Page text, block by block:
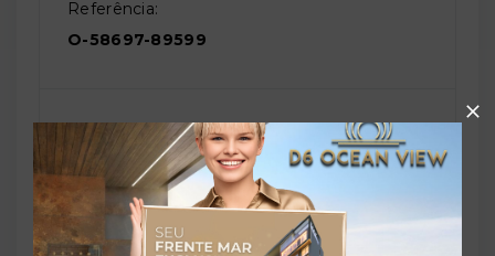
Referência:
O-58697-89599
Perfil:
Residencial